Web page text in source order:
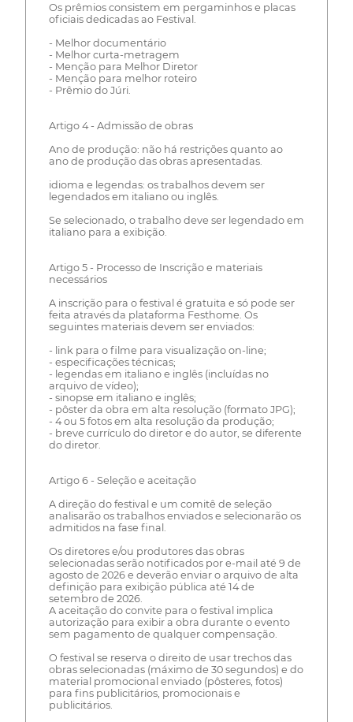
Os prêmios consistem em pergaminhos e placas
oficiais dedicadas ao Festival.
- Melhor documentário
- Melhor curta-metragem
- Menção para Melhor Diretor
- Menção para melhor roteiro
- Prêmio do Júri.
Artigo 4 - Admissão de obras
Ano de produção: não há restrições quanto ao
ano de produção das obras apresentadas.
idioma e legendas: os trabalhos devem ser
legendados em italiano ou inglês.
Se selecionado, o trabalho deve ser legendado em
italiano para a exibição.
Artigo 5 - Processo de Inscrição e materiais
necessários
A inscrição para o festival é gratuita e só pode ser
feita através da plataforma Festhome. Os
seguintes materiais devem ser enviados:
- link para o filme para visualização on-line;
- especificações técnicas;
- legendas em italiano e inglês (incluídas no
arquivo de vídeo);
- sinopse em italiano e inglês;
- pôster da obra em alta resolução (formato JPG);
- 4 ou 5 fotos em alta resolução da produção;
- breve currículo do diretor e do autor, se diferente
do diretor.
Artigo 6 - Seleção e aceitação
A direção do festival e um comitê de seleção
analisarão os trabalhos enviados e selecionarão os
admitidos na fase final.
Os diretores e/ou produtores das obras
selecionadas serão notificados por e-mail até 9 de
agosto de 2026 e deverão enviar o arquivo de alta
definição para exibição pública até 14 de
setembro de 2026.
A aceitação do convite para o festival implica
autorização para exibir a obra durante o evento
sem pagamento de qualquer compensação.
O festival se reserva o direito de usar trechos das
obras selecionadas (máximo de 30 segundos) e do
material promocional enviado (pôsteres, fotos)
para fins publicitários, promocionais e
publicitários.